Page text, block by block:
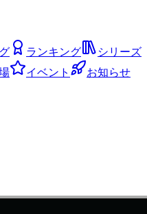
ランキング
シリーズ
イベント
お知らせ